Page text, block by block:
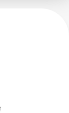
加速器な
途向けに
安定した
技術を備